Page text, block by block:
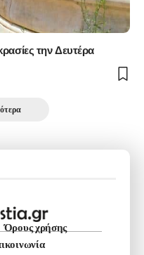
την Δευτέρα
Όρους χρήσης